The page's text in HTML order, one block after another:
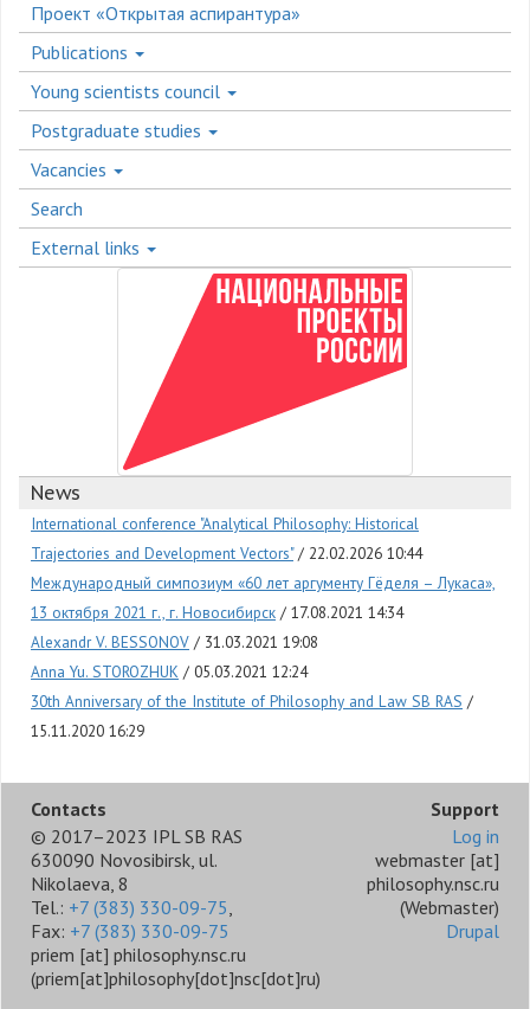
Проект «Открытая аспирантура»
Publications
Young scientists council
Postgraduate studies
Vacancies
Search
External links
News
International conference "Analytical Philosophy: Historical
Trajectories and Development Vectors"
22.02.2026 10:44
Международный симпозиум «60 лет аргументу Гёделя – Лукаса»,
13 октября 2021 г., г. Новосибирск
17.08.2021 14:34
Alexandr V. BESSONOV
31.03.2021 19:08
Anna Yu. STOROZHUK
05.03.2021 12:24
30th Anniversary of the Institute of Philosophy and Law SB RAS
15.11.2020 16:29
Contacts
© 2017–2023 IPL SB RAS
630090 Novosibirsk, ul.
Nikolaeva, 8
Tel.: +7 (383) 330-09-75
Fax: +7 (383) 330-09-75
priem [at] philosophy.nsc.ru
(priem[at]philosophy[dot]nsc[dot]ru)
Support
Log in
webmaster [at]
philosophy.nsc.ru
(Webmaster)
Drupal